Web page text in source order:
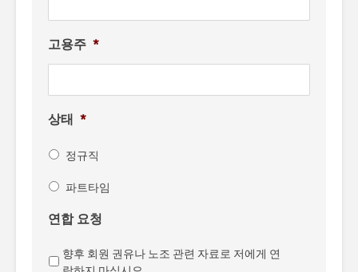
고용주 *
상태 *
정규직
파트타임
연합 요청
향후 회원 권유나 노조 관련 자료로 저에게 연